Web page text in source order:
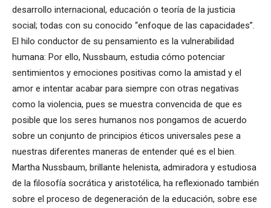
desarrollo internacional, educación o teoría de la justicia
social; todas con su conocido “enfoque de las capacidades”.
El hilo conductor de su pensamiento es la vulnerabilidad
humana: Por ello, Nussbaum, estudia cómo potenciar
sentimientos y emociones positivas como la amistad y el
amor e intentar acabar para siempre con otras negativas
como la violencia, pues se muestra convencida de que es
posible que los seres humanos nos pongamos de acuerdo
sobre un conjunto de principios éticos universales pese a
nuestras diferentes maneras de entender qué es el bien.
Martha Nussbaum, brillante helenista, admiradora y estudiosa
de la filosofía socrática y aristotélica, ha reflexionado también
sobre el proceso de degeneración de la educación, sobre ese